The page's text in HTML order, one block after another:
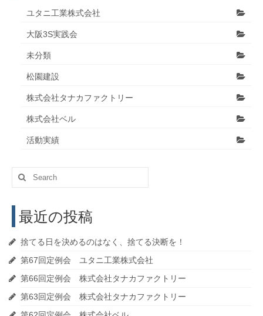
ユタニ工業株式会社
大阪3S実践会
未分類
松園建設
株式会社タナカファクトリー
株式会社ベル
活動実績
Search
for:
最近の投稿
捨てる日を決めるのはなく、捨てる決断を！
第67回定例会 ユタニ工業株式会社
第66回定例会 株式会社タナカファクトリー
第63回定例会 株式会社タナカファクトリー